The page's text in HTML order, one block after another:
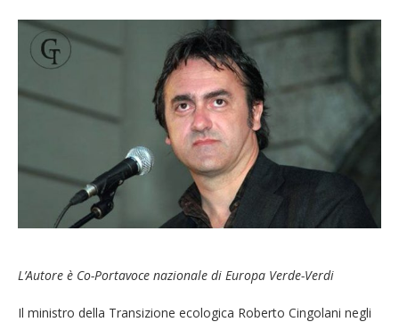
L’Autore è Co-Portavoce nazionale di Europa Verde-Verdi
Il ministro della Transizione ecologica Roberto Cingolani negli